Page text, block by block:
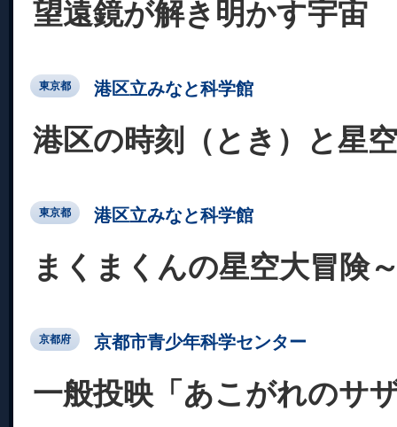
望遠鏡が解き明かす宇宙
東京都 港区立みなと科学館
港区の時刻（とき）と星
東京都 港区立みなと科学館
まくまくんの星空大冒険
京都府 京都市青少年科学センター
一般投映「あこがれのサ